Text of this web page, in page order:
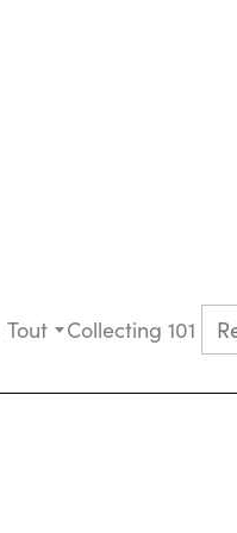
Tout Collecting 101